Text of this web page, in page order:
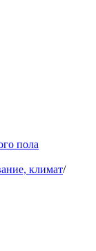
пола
климат/